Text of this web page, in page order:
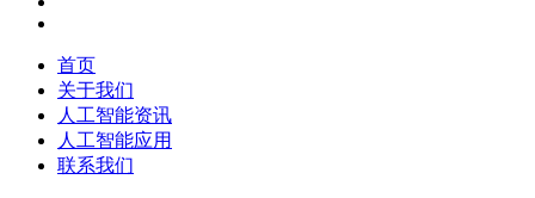
首页
关于我们
人工智能资讯
人工智能应用
联系我们